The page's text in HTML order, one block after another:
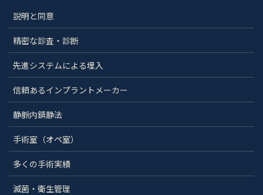
説明と同意
精密な診査・診断
先進システムによる埋入
信頼あるインプラントメーカー
静脈内鎮静法
手術室（オペ室）
多くの手術実績
滅菌・衛生管理